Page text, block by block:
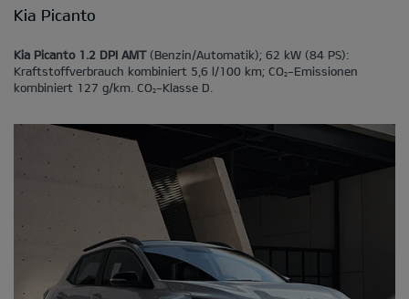
Kia Picanto
Kia Picanto 1.2 DPI AMT(Benzin/Automatik); 62 kW (84 PS):
Kraftstoffverbrauch kombiniert 5,6 l/100 km; CO2-Emissionen
kombiniert 127 g/km. CO2-Klasse D.